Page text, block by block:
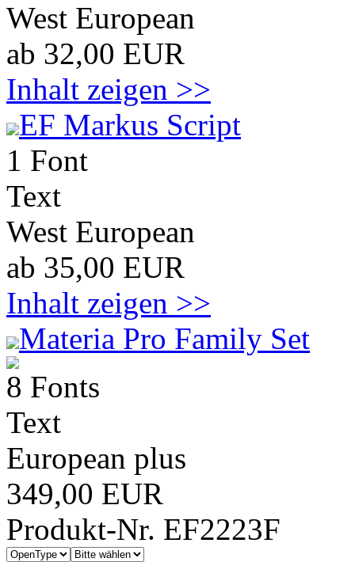
West European
ab 32,00 EUR
Inhalt zeigen >>
EF Markus Script
1 Font
Text
West European
ab 35,00 EUR
Inhalt zeigen >>
Materia Pro Family Set
8 Fonts
Text
European plus
349,00 EUR
Produkt-Nr. EF2223F